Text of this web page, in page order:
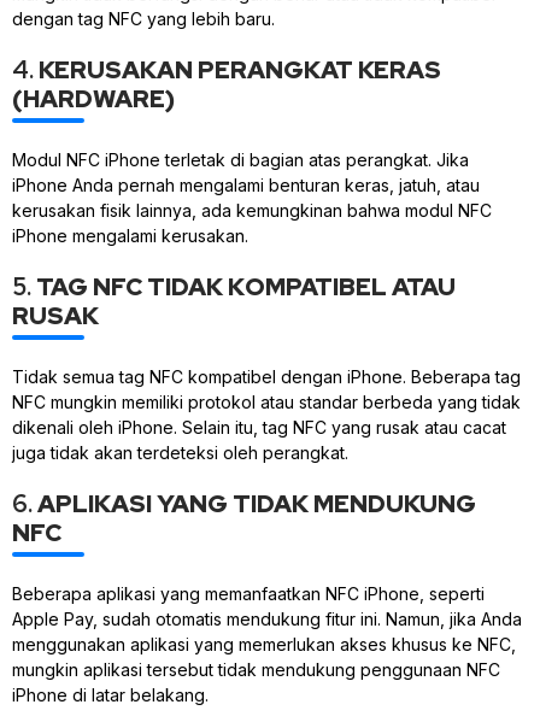
dengan tag NFC yang lebih baru.
4.KERUSAKAN PERANGKAT KERAS
(HARDWARE)
Modul NFC iPhone terletak di bagian atas perangkat. Jika
iPhone Anda pernah mengalami benturan keras, jatuh, atau
kerusakan fisik lainnya, ada kemungkinan bahwa modul NFC
iPhone mengalami kerusakan.
5.TAG NFC TIDAK KOMPATIBEL ATAU
RUSAK
Tidak semua tag NFC kompatibel dengan iPhone. Beberapa tag
NFC mungkin memiliki protokol atau standar berbeda yang tidak
dikenali oleh iPhone. Selain itu, tag NFC yang rusak atau cacat
juga tidak akan terdeteksi oleh perangkat.
6.APLIKASI YANG TIDAK MENDUKUNG
NFC
Beberapa aplikasi yang memanfaatkan NFC iPhone, seperti
Apple Pay, sudah otomatis mendukung fitur ini. Namun, jika Anda
menggunakan aplikasi yang memerlukan akses khusus ke NFC,
mungkin aplikasi tersebut tidak mendukung penggunaan NFC
iPhone di latar belakang.